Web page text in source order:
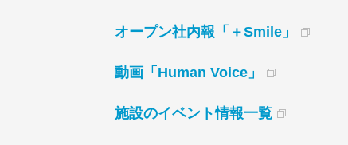
オープン社内報「＋Smile」
動画「Human Voice」
施設のイベント情報一覧